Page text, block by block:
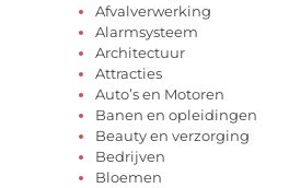
Afvalverwerking
Alarmsysteem
Architectuur
Attracties
Auto’s en Motoren
Banen en opleidingen
Beauty en verzorging
Bedrijven
Bloemen